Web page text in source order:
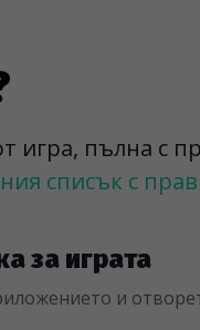
игра, пълна с
списък с
за играта
и